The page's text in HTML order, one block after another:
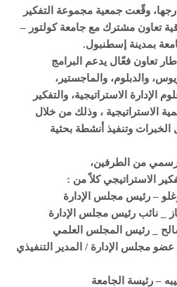
وقّعت جمعية مجموعة التفكير
تعاون مشترك مع جامعة كولتور –
بمدينة إسطنبول.
تعاون فعّال يدعم البرامج
والدبلوم، والماجستير،
الإدارة الاستراتيجية، والتفكير
الاستراتيجية ، وذلك من خلال
وتنفيذ أنشطة بحثية
من الطرفين،
الاستراتيجي كلاً من :
– رئيس مجلس الإدارة
_ نائب رئيس مجلس الإدارة
_ رئيس المجلس العلمي
مجلس الإدارة / المدير التنفيذي
– رئيسة الجامعة